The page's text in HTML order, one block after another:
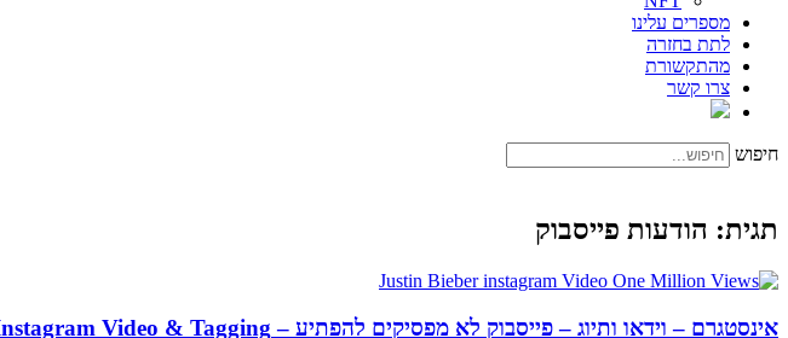
מספרים עלינו
לתת בחזרה
מהתקשורת
צרו קשר
חיפוש
תגית: הודעות פייסבוק
אינסטגרם – וידאו ותיוג – פייסבוק לא מפסיקים להפתיע – Instagram Video & Tagging